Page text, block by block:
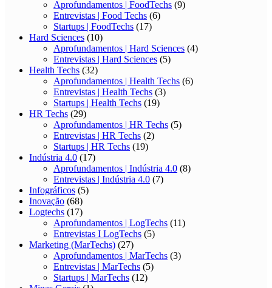
Aprofundamentos | FoodTechs (9)
Entrevistas | Food Techs (6)
Startups | FoodTechs (17)
Hard Sciences (10)
Aprofundamentos | Hard Sciences (4)
Entrevistas | Hard Sciences (5)
Health Techs (32)
Aprofundamentos | Health Techs (6)
Entrevistas | Health Techs (3)
Startups | Health Techs (19)
HR Techs (29)
Aprofundamentos | HR Techs (5)
Entrevistas | HR Techs (2)
Startups | HR Techs (19)
Indústria 4.0 (17)
Aprofundamentos | Indústria 4.0 (8)
Entrevistas | Indústria 4.0 (7)
Infográficos (5)
Inovação (68)
Logtechs (17)
Aprofundamentos | LogTechs (11)
Entrevistas I LogTechs (5)
Marketing (MarTechs) (27)
Aprofundamentos | MarTechs (3)
Entrevistas | MarTechs (5)
Startups | MarTechs (12)